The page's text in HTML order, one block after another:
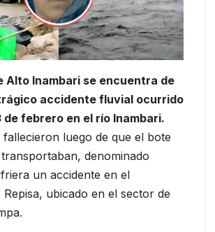
Alto Inambari se encuentra de
accidente fluvial ocurrido
de febrero en el río Inambari.
fallecieron luego de que el bote
denominado
un accidente en el
ubicado en el sector de